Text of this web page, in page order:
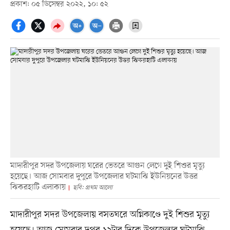
প্রকাশ: ০৫ ডিসেম্বর ২০২২, ১০: ৫২
মাদারীপুর সদর উপজেলায় ঘরের ভেতরে আগুন লেগে দুই শিশুর মৃত্যু
হয়েছে। আজ সোমবার দুপুরে উপজেলার ঘটমাঝি ইউনিয়নের উত্তর
ঝিকরহাটি এলাকায়
ছবি: প্রথম আলো
মাদারীপুর সদর উপজেলায় বসতঘরে অগ্নিকাণ্ডে দুই শিশুর মৃত্যু